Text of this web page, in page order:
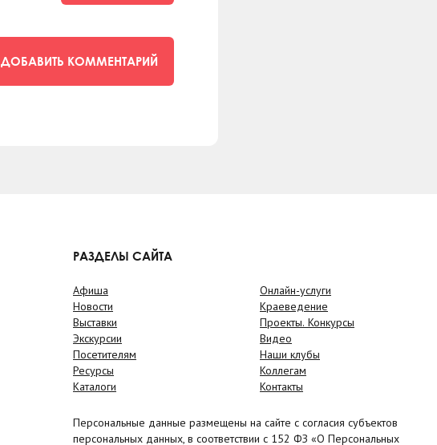
ДОБАВИТЬ КОММЕНТАРИЙ
РАЗДЕЛЫ САЙТА
Афиша
Новости
Выставки
Экскурсии
Посетителям
Ресурсы
Каталоги
Онлайн-услуги
Краеведение
Проекты. Конкурсы
Видео
Наши клубы
Коллегам
Контакты
Персональные данные размещены на сайте с согласия субъектов
персональных данных, в соответствии с 152 ФЗ «О Персональных